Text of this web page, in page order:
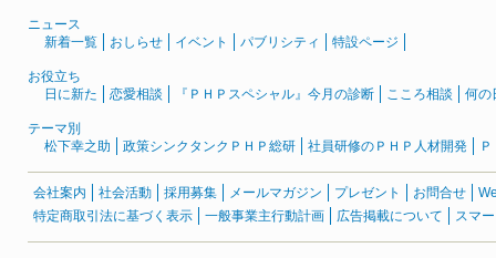
ニュース
新着一覧
おしらせ イベント パブリシティ 特設ページ
お役立ち
日に新た
恋愛相談 『ＰＨＰスペシャル』今月の診断 こころ相談 何の
テーマ別
松下幸之助
政策シンクタンクＰＨＰ総研 社員研修のＰＨＰ人材開発
会社案内 社会活動 採用募集 メールマガジン プレゼント お問合せ
特定商取引法に基づく表示
一般事業主行動計画 広告掲載について スマ